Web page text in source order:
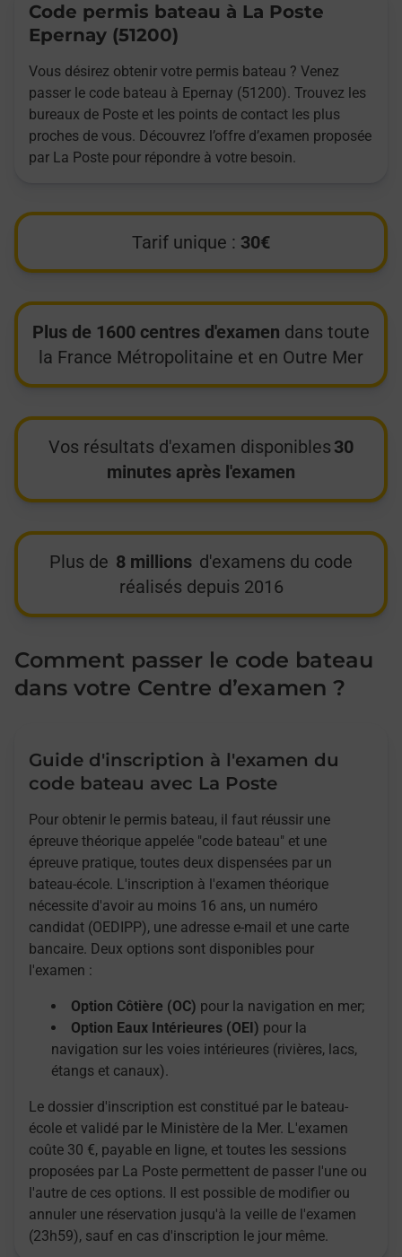
Code permis bateau à La Poste
Epernay (51200)
Vous désirez obtenir votre permis bateau ? Venez
passer le code bateau à Epernay (51200). Trouvez les
bureaux de Poste et les points de contact les plus
proches de vous. Découvrez l’offre d’examen proposée
par La Poste pour répondre à votre besoin.
Tarif unique : 30€
Plus de 1600 centres d'examen dans toute
la France Métropolitaine et en Outre Mer
Vos résultats d'examen disponibles 30
minutes après l'examen
Plus de 8 millions d'examens du code
réalisés depuis 2016
Comment passer le code bateau
dans votre Centre d’examen ?
Guide d'inscription à l'examen du
code bateau avec La Poste
Pour obtenir le permis bateau, il faut réussir une
épreuve théorique appelée "code bateau" et une
épreuve pratique, toutes deux dispensées par un
bateau-école. L'inscription à l'examen théorique
nécessite d'avoir au moins 16 ans, un numéro
candidat (OEDIPP), une adresse e-mail et une carte
bancaire. Deux options sont disponibles pour
l'examen :
Option Côtière (OC) pour la navigation en mer;
Option Eaux Intérieures (OEI) pour la
navigation sur les voies intérieures (rivières, lacs,
étangs et canaux).
Le dossier d'inscription est constitué par le bateau-
école et validé par le Ministère de la Mer. L'examen
coûte 30 €, payable en ligne, et toutes les sessions
proposées par La Poste permettent de passer l'une ou
l'autre de ces options. Il est possible de modifier ou
annuler une réservation jusqu'à la veille de l'examen
(23h59), sauf en cas d'inscription le jour même.